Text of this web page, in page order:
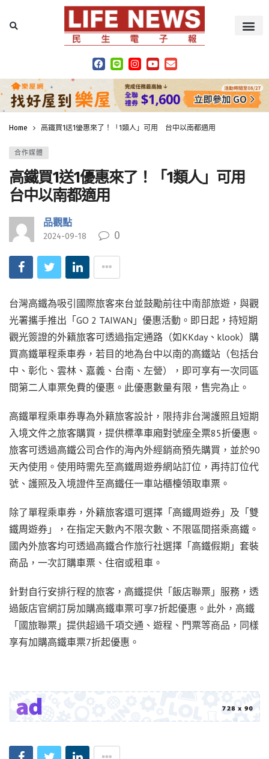
Home 高鐵買1送1優惠來了！「1類人」可用 台中以南都適用
合作媒體
高鐵買1送1優惠來了！「1類人」可用
台中以南都適用
品觀點
2024-09-18 0
台灣高鐵為吸引國際旅客來台並鼓勵前往中南部旅遊，與觀
光署攜手推出「GO 2 TAIWAN」優惠活動。即日起，持短期
觀光簽證的外籍旅客可透過指定通路（如KKday、klook）購
買高鐵單程乘車券，若目的地為台中以南的高鐵站（包括台
中、彰化、雲林、嘉義、台南、左營），即可享有一次同區
間第二人車票免費的優惠。此優惠數量有限，售完為止。
高鐵單程乘車券專為外籍旅客設計，限持非台灣護照且短期
入境文件之旅客購買，提供標準車廂對號座全票85折優惠。
旅客可透過高鐵公司合作的海內外經銷商預先購買，並於90
天內使用。使用時需先至高鐵周遊券網站訂位，再持訂位代
號、護照及入境證件至高鐵任一車站櫃檯領取車票。
除了單程乘車券，外籍旅客還可選擇「高鐵周遊券」及「雙
鐵周遊券」，在指定天數內不限次數、不限區間搭乘高鐵。
國內外旅客均可透過高鐵合作旅行社選擇「高鐵假期」套裝
商品，一次訂購車票、住宿或租車。
針對自行安排行程的旅客，高鐵提供「飯店聯票」服務，透
過飯店官網訂房加購高鐵車票可享7折起優惠。此外，高鐵
「國旅聯票」提供超過千項交通、遊程、門票等商品，同樣
享有加購高鐵車票7折起優惠。